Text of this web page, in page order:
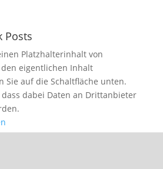
Posts
Platzhalterinhalt von
eigentlichen Inhalt
Sie auf die Schaltfläche unten.
dass dabei Daten an Drittanbieter